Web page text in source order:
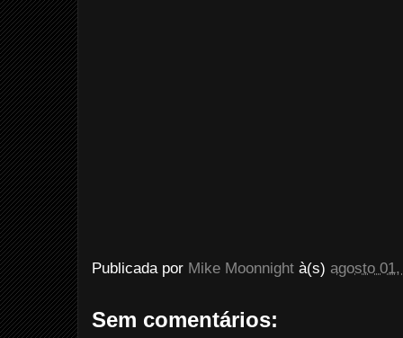
Publicada por Mike Moonnight à(s) agosto
Sem comentários: